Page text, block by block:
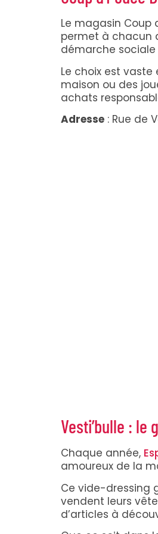
Le magasin Coup
permet à chacun
démarche sociale
Le choix est
maison ou des
achats
Adresse : Rue de
Vesti’bulle : le
Chaque année,
amoureux de la
Ce vide-dressing
vendent leurs
d’articles à